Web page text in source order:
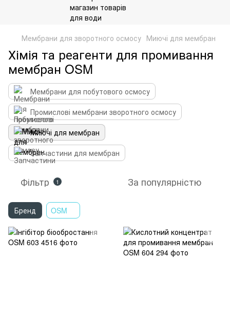
Мембрани для зворотного осмосу Миючі для мембран
Хімія та реагенти для промивання
мембран OSM
Мембрани для побутового осмосу
Промислові мембрани зворотного осмосу
Миючі для мембран
Запчастини для мембран
Фільтр 1 За популярністю
Бренд OSM